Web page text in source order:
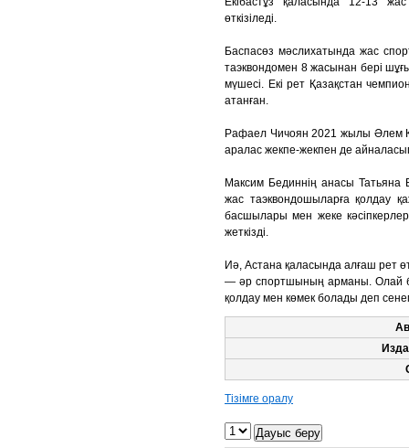
өткізіледі.
Баспасөз мәслихатында жас
таэквондомен 8 жасынан бері
мүшесі. Екі рет Қазақстан
атанған.
Рафаел Чичоян 2021 жылы Әлем
аралас жекпе-жекпен де
Максим Бединнің анасы Татьяна
жас таэквондошыларға қолдау
басшылары мен жеке
жеткізді.
Иә, Астана қаласында алғаш рет
— әр спортшының арманы. Олай
қолдау мен көмек болады деп
Тізімге оралу